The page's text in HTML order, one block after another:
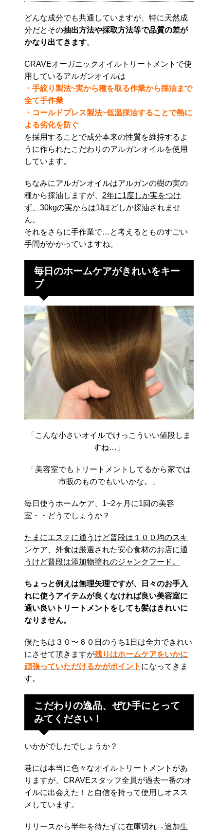
どんな成分でも共通していますが、特に天然成
分だとその抽出方法や採取方法等で品質の差が
かなり出てきます。
CRAVEオーガニックオイルトリートメントで使
用しているアルガンオイルは
・手絞り製法~実から種を取る作業から採油まで
全て手作業
・コールドプレス製法~低温採油することで熱に
よる劣化を防ぐ
を採用することで成分本来の性質を維持するよ
うに作られたこだわりのアルガンオイルを使用
しています。
ちなみにアルガンオイルはアルガンの樹の実の
種から採油しますが、 2年に1度しか実をつけ
ず、30kgの実からは1ℓほどしか採油されませ
ん。
それをさらに手作業で…と考えるとものすごい
手間がかかっていますね。
毎日のホームケアがきれいをキー
プ
「こんな小さいオイルでけっこういい値段しま
すね…」
「美容室でもトリートメントしてるから家では
市販のものでもいいかな。」
毎日使うホームケア、1~2ヶ月に1回の美容
室・・どうでしょうか？
たまにエステに通うけど普段は１００均のスキ
ンケア、外食は厳選された安心食材のお店に通
うけど普段は添加物塗れのジャンクフード。
ちょっと例えは無理矢理ですが、日々のお手入
れに使うアイテムが良くなければ良い美容室に
通い良いトリートメントをしても髪はきれいに
なりません。
僕たちは３０〜６０日のうち1日は全力できれい
にさせて頂きますが残りはホームケアをいかに
頑張っていただけるかがポイント になってきま
す。
こだわりの逸品、ぜひ手にとって
みてください！
いかがでしたでしょうか？
巷には本当に色々なオイルトリートメントがあ
りますが、CRAVEスタッフ全員が過去一番のオ
イルに出会えた！と自信を持って使用しオスス
メしています。
リリースから半年を待たずに在庫切れ→追加生